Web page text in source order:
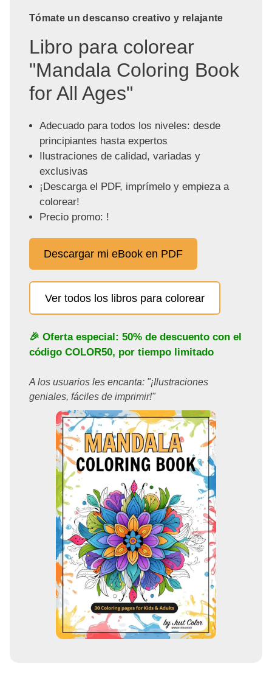
Tómate un descanso creativo y relajante
Libro para colorear
"Mandala Coloring Book
for All Ages"
Adecuado para todos los niveles: desde
principiantes hasta expertos
Ilustraciones de calidad, variadas y
exclusivas
¡Descarga el PDF, imprímelo y empieza a
colorear!
Precio promo: !
Descargar mi eBook en PDF
Ver todos los libros para colorear
🎉 Oferta especial: 50% de descuento con el
código COLOR50, por tiempo limitado
A los usuarios les encanta: "¡Ilustraciones
geniales, fáciles de imprimir!"